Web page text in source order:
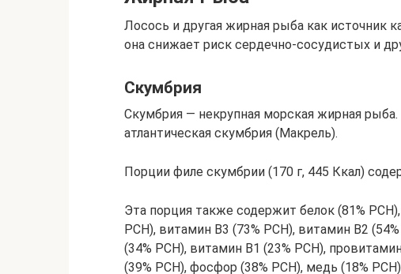
Лосось и другая жирная рыба как источник
она снижает риск сердечно-сосудистых и
Скумбрия
Скумбрия — некрупная морская жирная
атлантическая скумбрия (Макрель).
Порции филе скумбрии (170 г, 445 Ккал)
Эта порция также содержит белок (81%
РСН), витамин В3 (73% РСН), витамин В2
(34% РСН), витамин В1 (23% РСН),
(39% РСН), фосфор (38% РСН), медь (18%